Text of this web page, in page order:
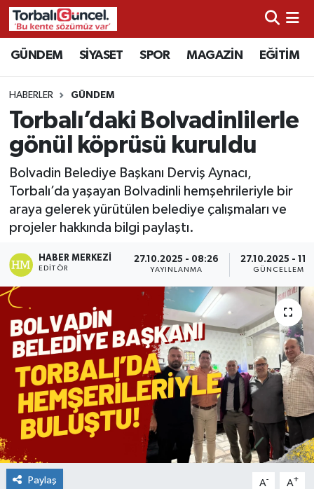
GÜNDEM SİYASET SPOR MAGAZİN EĞİTİM
HABERLER GÜNDEM
Torbalı’daki Bolvadinlilerle
gönül köprüsü kuruldu
Bolvadin Belediye Başkanı Derviş Aynacı,
Torbalı’da yaşayan Bolvadinli hemşehrileriyle bir
araya gelerek yürütülen belediye çalışmaları ve
projeler hakkında bilgi paylaştı.
HABER MERKEZI
EDITÖR
27.10.2025 - 08:26
YAYINLANMA
27.10.2025 -
GÜNCELLEME
Paylaş A- A+
İzmir Nöbetçi Eczaneler
İzmir Hava Durumu
İzmir Namaz Vakitleri
İzmir Trafik Yoğunluk Haritası
Süper Lig Puan Durumu ve Fikstür
Tüm Manşetler
Son Dakika Haberleri